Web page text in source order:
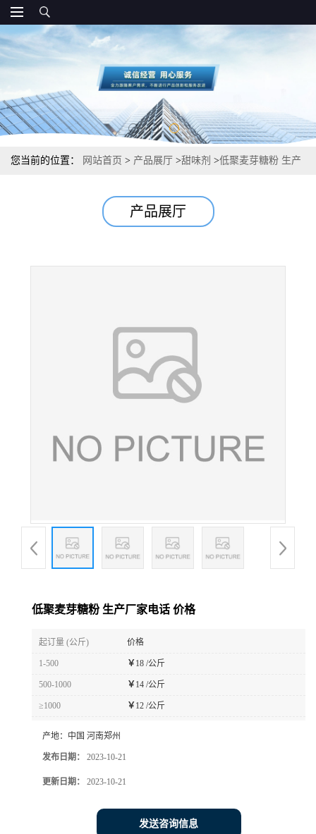
您当前的位置： 网站首页 > 产品展厅 >甜味剂 >低聚麦芽糖粉 生产
产品展厅
低聚麦芽糖粉 生产厂家电话 价格
起订量 (公斤) 价格
1-500 ￥ 18 /公斤
500-1000 ￥ 14 /公斤
≥1000 ￥ 12 /公斤
产地： 中国 河南郑州
发布日期： 2023-10-21
更新日期： 2023-10-21
发送咨询信息